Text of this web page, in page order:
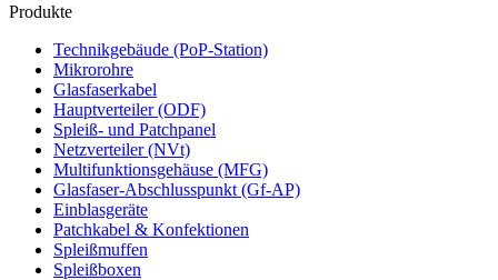
Produkte
Technikgebäude (PoP-Station)
Mikrorohre
Glasfaserkabel
Hauptverteiler (ODF)
Spleiß- und Patchpanel
Netzverteiler (NVt)
Multifunktionsgehäuse (MFG)
Glasfaser-Abschlusspunkt (Gf-AP)
Einblasgeräte
Patchkabel & Konfektionen
Spleißmuffen
Spleißboxen